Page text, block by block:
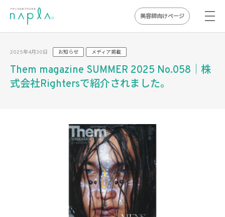
content
美容師向けページ
2025年4月30日 お知らせ メディア掲載
Them magazine SUMMER 2025 No.058｜株
式会社Rightersで紹介されました。